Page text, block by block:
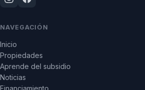
NAVEGACIÓN
Inicio
Propiedades
Aprende del subsidio
Noticias